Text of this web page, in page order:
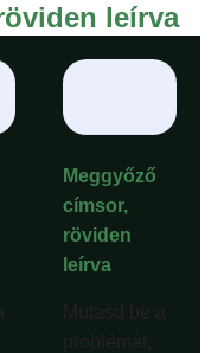
leírva
Meggyőző
címsor,
röviden
leírva
Mutasd be a
problémát,